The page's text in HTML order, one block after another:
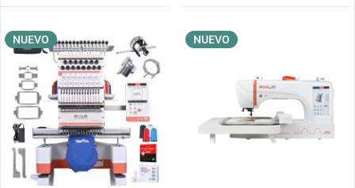
NUEVO NUEVO